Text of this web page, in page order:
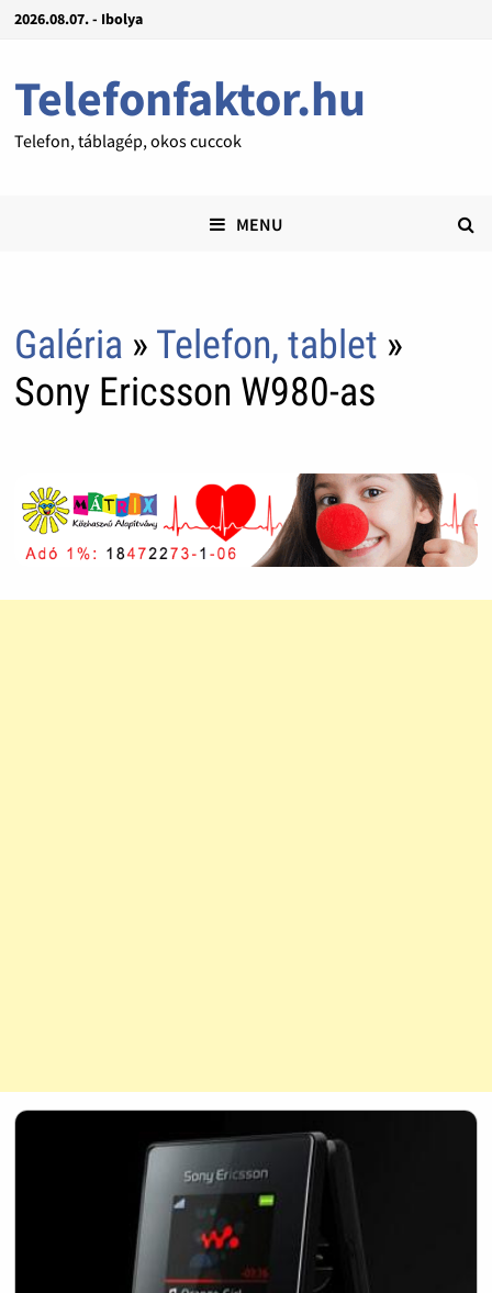
2026.08.07. - Ibolya
Telefonfaktor.hu
Telefon, táblagép, okos cuccok
MENU
Galéria » Telefon, tablet »
Sony Ericsson W980-as